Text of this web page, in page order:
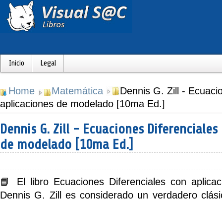
Inicio Legal
Home Matemática
Dennis G. Zill -
aplicaciones de modelado [10ma Ed.]
Dennis G. Zill - Ecuaciones
de modelado [10ma Ed.]
📘 El libro Ecuaciones Diferenciales con
Dennis G. Zill
es considerado un verdadero